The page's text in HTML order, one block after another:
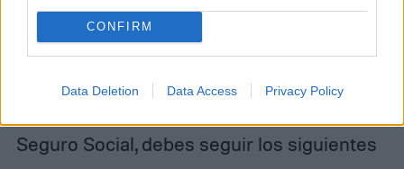
CONFIRM
Data Deletion Data Access Privacy Policy
Cómo solicitar una copia de la
tarjeta del Seguro Social
Seguro Social, debes seguir los siguientes